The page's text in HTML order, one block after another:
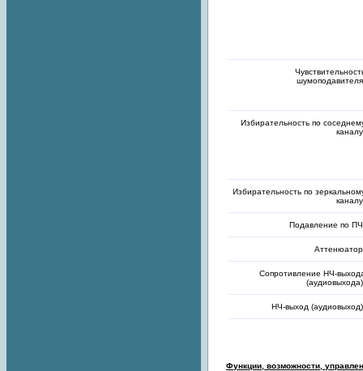
Избирательность по
Избирательность по
Подавление по
Сопротивление НЧ-
НЧ-выход
Функции, возможности,